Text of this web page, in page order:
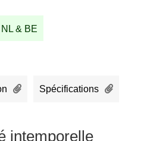
& BE
Spécifications
intemporelle